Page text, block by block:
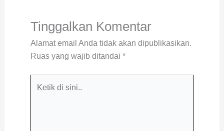
Tinggalkan Komentar
Alamat email Anda tidak akan dipublikasikan.
Ruas yang wajib ditandai *